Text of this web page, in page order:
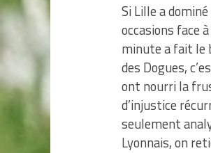
Si Lille a
occasions face
minute a fait le
des Dogues,
ont nourri la
d’injustice
seulement
Lyonnais, on